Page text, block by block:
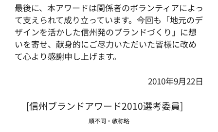
最後に、本アワードは関係者のボランティアによっ
て支えられて成り立っています。今回も「地元のデ
ザインを活かした信州発のブランドづくり」に想
いを寄せ、献身的にご尽力いただいた皆様に改め
て心より感謝申し上げます。
2010年9月22日
[信州ブランドアワード2010選考委員]
順不同・敬称略